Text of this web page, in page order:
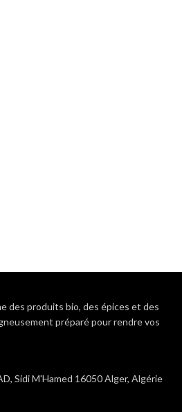
des produits bio, des épices et des
préparé pour rendre vos
Sidi M'Hamed 16050 Alger, Algérie